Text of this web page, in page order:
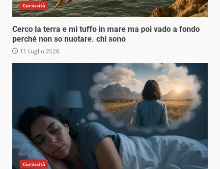
Curiosità
Cerco la terra e mi tuffo in mare ma poi vado a fondo
perché non so nuotare. chi sono
11 Luglio 2026
Curiosità